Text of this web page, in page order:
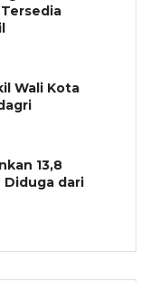
Wali Kota
13,8
Diduga dari